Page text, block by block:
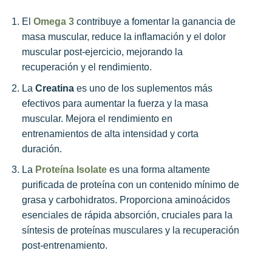
El Omega 3contribuye a fomentar la ganancia de
masa muscular, reduce la inflamación y el dolor
muscular post-ejercicio, mejorando la
recuperación y el rendimiento.
La Creatinaes uno de los suplementos más
efectivos para aumentar la fuerza y la masa
muscular. Mejora el rendimiento en
entrenamientos de alta intensidad y corta
duración.
La Proteína Isolatees una forma altamente
purificada de proteína con un contenido mínimo de
grasa y carbohidratos. Proporciona aminoácidos
esenciales de rápida absorción, cruciales para la
síntesis de proteínas musculares y la recuperación
post-entrenamiento.